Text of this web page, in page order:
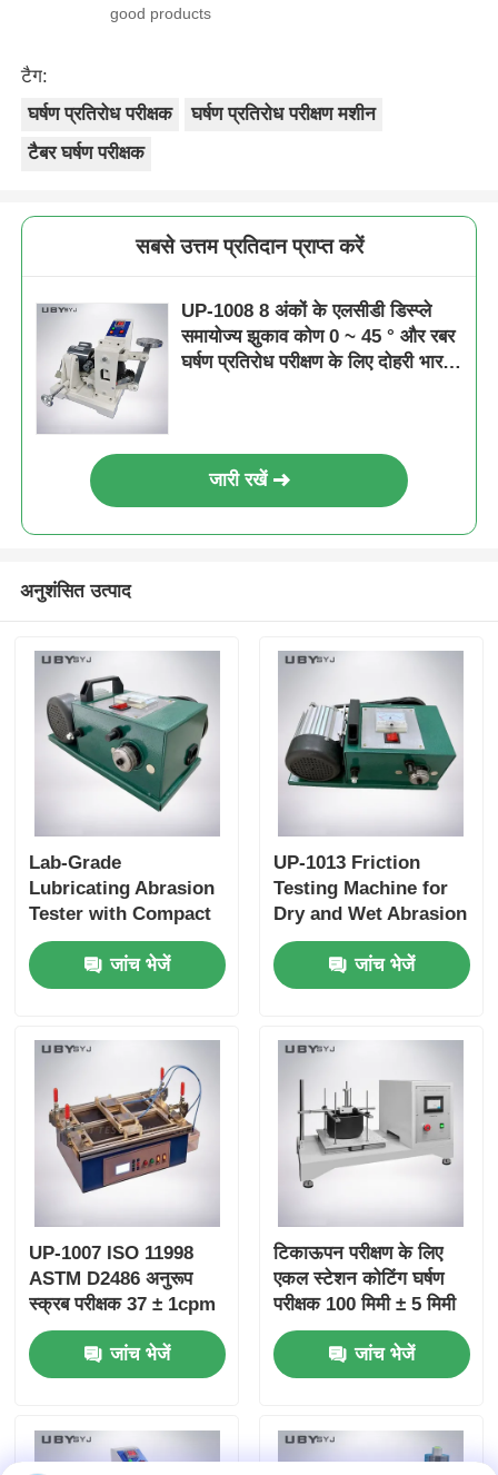
good products
टैग:
घर्षण प्रतिरोध परीक्षक
घर्षण प्रतिरोध परीक्षण मशीन
टैबर घर्षण परीक्षक
सबसे उत्तम प्रतिदान प्राप्त करें
UP-1008 8 अंकों के एलसीडी डिस्प्ले
समायोज्य झुकाव कोण 0 ~ 45 ° और रबर
घर्षण प्रतिरोध परीक्षण के लिए दोहरी भार
जारी रखें
अनुशंसित उत्पाद
Lab-Grade
Lubricating Abrasion
Tester with Compact
Structure and User-
Friendly Interface for
Friction and Wear
जांच भेजें
UP-1013 Friction
Testing Machine for
Dry and Wet Abrasion
Test with Adjustable
Load Range and Real-
time Friction
जांच भेजें
UP-1007 ISO 11998
ASTM D2486 अनुरूप
स्क्रब परीक्षक 37 ± 1cpm
ब्रश आंदोलन आवृत्ति और
एनोडाइज्ड एल्यूमीनियम शरीर
के साथ
जांच भेजें
टिकाऊपन परीक्षण के लिए
एकल स्टेशन कोटिंग घर्षण
परीक्षक 100 मिमी ± 5 मिमी
स्ट्रोक और 6.5 ± 0.2m /
मिनट गति के साथ
जांच भेजें